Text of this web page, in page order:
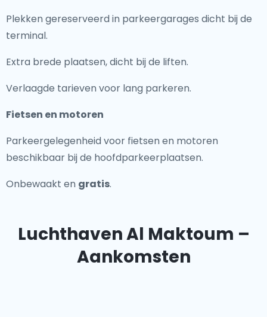
Plekken gereserveerd in parkeergarages dicht bij de
terminal.
Extra brede plaatsen, dicht bij de liften.
Verlaagde tarieven voor lang parkeren.
Fietsen en motoren
Parkeergelegenheid voor fietsen en motoren
beschikbaar bij de hoofdparkeerplaatsen.
Onbewaakt en gratis.
Luchthaven Al Maktoum –
Aankomsten